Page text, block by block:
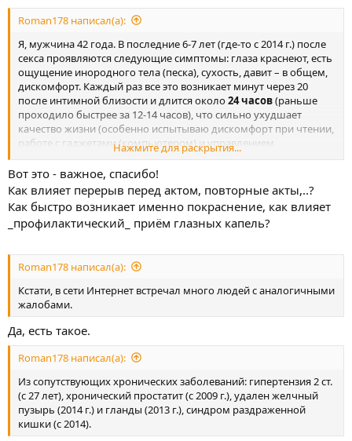
Roman178 написал(а):
Я, мужчина 42 года. В последние 6-7 лет (где-то с 2014 г.) после
секса проявляются следующие симптомы: глаза краснеют, есть
ощущение инородного тела (песка), сухость, давит – в общем,
дискомфорт. Каждый раз все это возникает минут через 20
после интимной близости и длится около24 часов(раньше
проходило быстрее за 12-14 часов), что сильно ухудшает
качество жизни (особенно испытываю дискомфорт при чтении,
работе с гаджетами (компьютером) и управлением
автомобиля). Продолжительность полового акта роли не
играет хоть 3 минуты, хоть 20 мин. – результат одинаковый.
После мастурбации такие симптомы не проявляются, поэтому
аллергии на сперму нет (как предположил один невролог).
Нажмите для раскрытия...
Вот это - важное, спасибо!
Как влияет перерыв перед актом, повторные акты,..?
Как быстро возникает именно покраснение, как влияет
_профилактический_ приём глазных капель?
Roman178 написал(а):
Кстати, в сети Интернет встречал много людей с аналогичными
жалобами.
Да, есть такое.
Roman178 написал(а):
Из сопутствующих хронических заболеваний: гипертензия 2 ст.
(с 27 лет), хронический простатит (с 2009 г.), удален желчный
пузырь (2014 г.) и гланды (2013 г.), синдром раздраженной
кишки (с 2014).